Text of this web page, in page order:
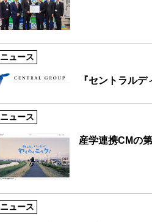
ニュース
『セントラル
ニュース
産学連携CMの
ニュース